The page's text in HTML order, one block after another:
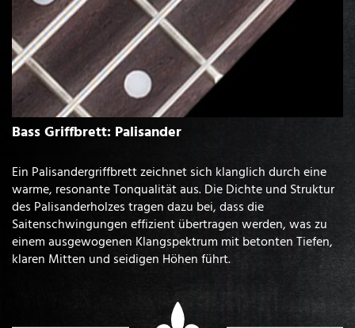
Bass Griffbrett: Palisander
Ein Palisandergriffbrett zeichnet sich klanglich durch eine
warme, resonante Tonqualität aus. Die Dichte und Struktur
des Palisanderholzes tragen dazu bei, dass die
Saitenschwingungen effizient übertragen werden, was zu
einem ausgewogenen Klangspektrum mit betonten Tiefen,
klaren Mitten und seidigen Höhen führt.